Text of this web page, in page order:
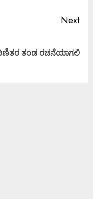
Next
ತಂಡ ರಚನೆಯಾಗಲಿ